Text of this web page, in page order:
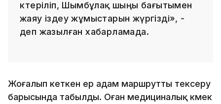
көтеріліп, Шымбұлақ шыңы бағытымен
жаяу іздеу жұмыстарын жүргізді», -
деп жазылған хабарламада.
Жоғалып кеткен ер адам маршрутты тексеру
барысында табылды. Оған медициналық көмек